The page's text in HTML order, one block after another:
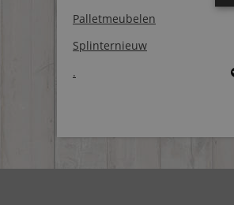
Palletmeubelen
Splinternieuw
.